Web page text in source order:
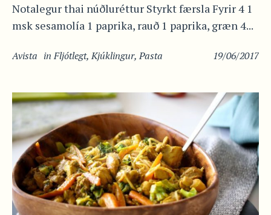
Notalegur thai núðluréttur Styrkt færsla Fyrir 4 1
msk sesamolía 1 paprika, rauð 1 paprika, græn 4...
19/06/2017
Avista inFljótlegt,Kjúklingur,Pasta